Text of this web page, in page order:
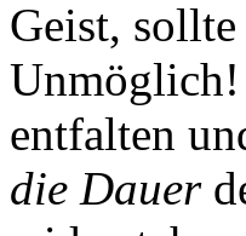
Geist,
Unmöglich!
entfalten
die Dauer